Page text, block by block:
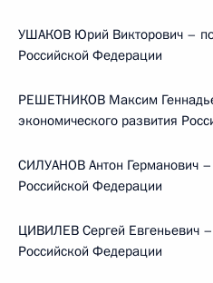
УШАКОВ Юрий Викторович –
Российской Федерации
РЕШЕТНИКОВ Максим
экономического развития
СИЛУАНОВ Антон Германович
Российской Федерации
ЦИВИЛЕВ Сергей Евгеньевич
Российской Федерации